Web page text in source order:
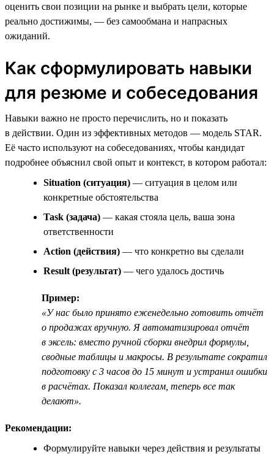
оценить свои позиции на рынке и выбрать цели, которые
реально достижимы, — без самообмана и напрасных
ожиданий.
Как сформулировать навыки
для резюме и собеседования
Навыки важно не просто перечислить, но и показать
в действии. Один из эффективных методов — модель STAR.
Её часто используют на собеседованиях, чтобы кандидат
подробнее объяснил свой опыт и контекст, в котором работал:
Situation (ситуация) — ситуация в целом или
конкретные обстоятельства
Task (задача) — какая стояла цель, ваша зона
ответственности
Action (действия) — что конкретно вы сделали
Result (результат) — чего удалось достичь
Пример:
«У нас было принято еженедельно готовить отчёт
о продажах вручную. Я автоматизировал отчёт
в эксель: вместо ручной сборки внедрил формулы,
сводные таблицы и макросы. В результате сократил
подготовку с 3 часов до 15 минут и устранил ошибки
в расчётах. Показал коллегам, теперь все так
делают».
Рекомендации:
Формулируйте навыки через действия и результаты